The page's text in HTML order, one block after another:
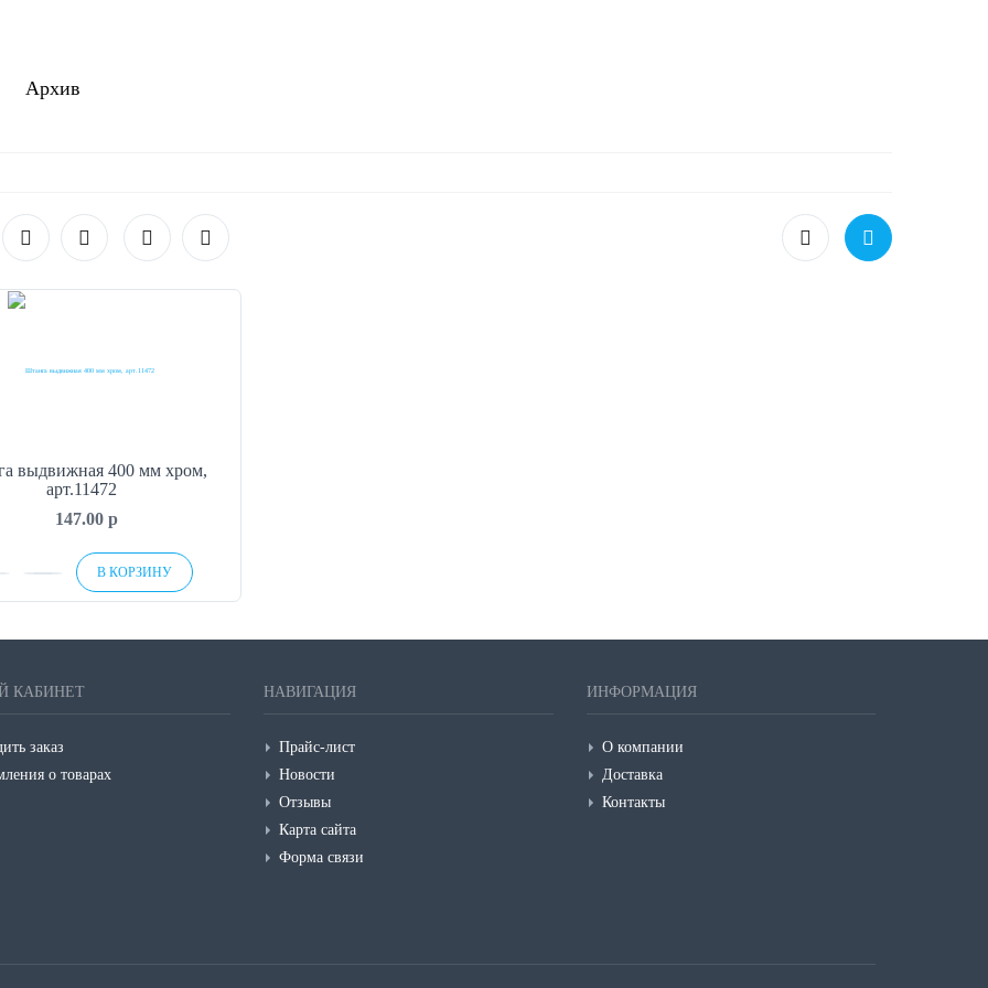
Архив
выдвижная 400 мм хром,
арт.11472
147.00 p
В КОРЗИНУ
КАБИНЕТ
заказ
о товарах
НАВИГАЦИЯ
Прайс-лист
Новости
Отзывы
Карта сайта
Форма связи
ИНФОРМАЦИЯ
О компании
Доставка
Контакты